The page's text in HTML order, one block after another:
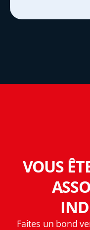
VOUS
Faites un bond